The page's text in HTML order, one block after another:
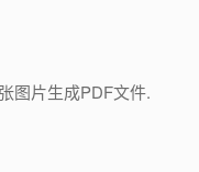
图片生成PDF文件.